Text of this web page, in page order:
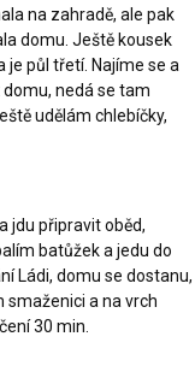
na zahradě, ale pak
domu. Ještě kousek
je půl třetí. Najíme se a
nedá se tam
udělám chlebíčky,
jdu připravit oběd,
batůžek a jedu do
Ládi, domu se dostanu,
smaženici a na vrch
30 min.